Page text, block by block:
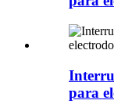
para